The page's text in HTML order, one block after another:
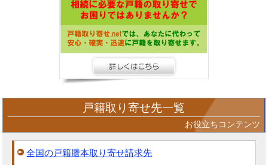
戸籍取り寄せ先一覧
お役立ちコンテンツ
全国の戸籍謄本取り寄せ請求先